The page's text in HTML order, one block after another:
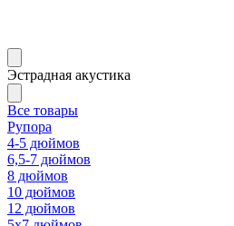
Эстрадная акустика
Все товары
Рупора
4-5 дюймов
6,5-7 дюймов
8 дюймов
10 дюймов
12 дюймов